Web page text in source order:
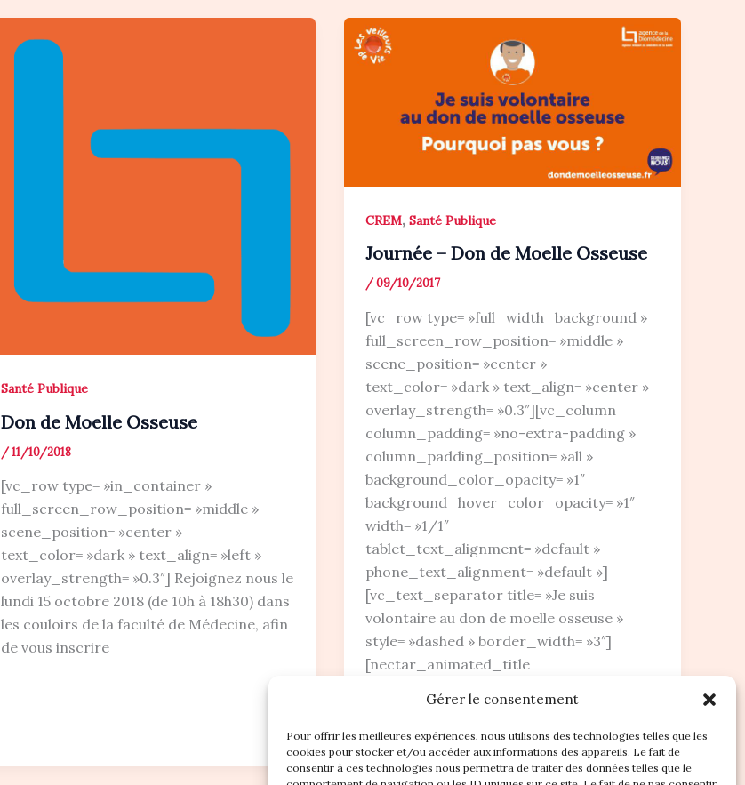
Gérer le consentement
Pour offrir les meilleures expériences, nous utilisons des technologies telles que les
cookies pour stocker et/ou accéder aux informations des appareils. Le fait de
consentir à ces technologies nous permettra de traiter des données telles que le
Santé Publique
Don de Moelle Osseuse
/11/10/2018
[vc_row type= »in_container »
full_screen_row_position= »middle »
scene_position= »center »
text_color= »dark » text_align= »left »
overlay_strength= »0.3″] Rejoignez nous le
lundi 15 octobre 2018 (de 10h à 18h30) dans
les couloirs de la faculté de Médecine, afin
de vous inscrire
CREM,Santé Publique
Journée – Don de Moelle Osseuse
/09/10/2017
[vc_row type= »full_width_background »
full_screen_row_position= »middle »
scene_position= »center »
text_color= »dark » text_align= »center »
overlay_strength= »0.3″][vc_column
column_padding= »no-extra-padding »
column_padding_position= »all »
background_color_opacity= »1″
background_hover_color_opacity= »1″
width= »1/1″
tablet_text_alignment= »default »
phone_text_alignment= »default »]
[vc_text_separator title= »Je suis
volontaire au don de moelle osseuse »
style= »dashed » border_width= »3″]
[nectar_animated_title
text= »Pourquoi pas vous